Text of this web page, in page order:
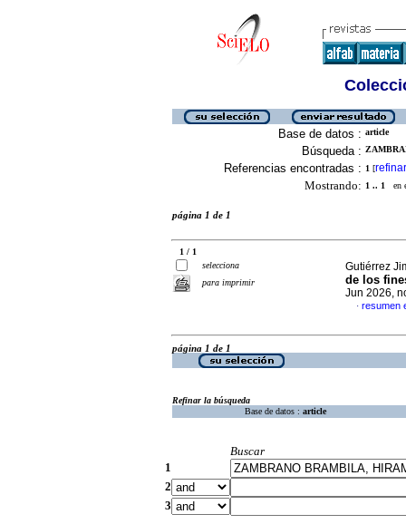
Base de datos : article
Búsqueda :
Referencias encontradas : 1 [refinar
Mostrando: 1 .. 1 en
página 1 de 1
1 / 1
selecciona
para imprimir
Gutiérrez
de los
Jun 2026,
· resumen
página 1 de 1
Refinar la búsqueda
Base de datos : article
Buscar
1
2
3